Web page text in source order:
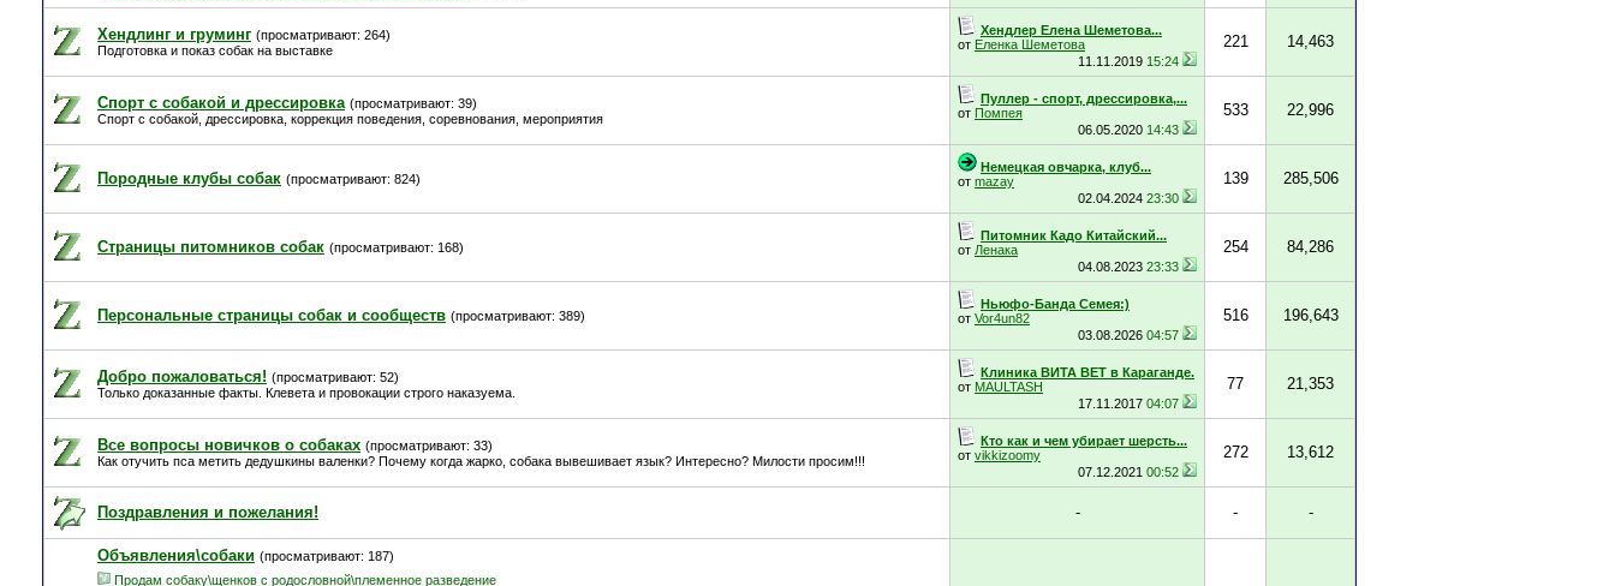
Хендлинг и груминг (просматривают: 264)
Подготовка и показ собак на выставке
Хендлер Елена Шеметова...
от Еленка Шеметова
11.11.2019 15:24
221 14,463
Спорт с собакой и дрессировка (просматривают: 39)
Спорт с собакой, дрессировка, коррекция поведения, соревнования, мероприятия
Пуллер - спорт, дрессировка,...
от Помпея
06.05.2020 14:43
533 22,996
Породные клубы собак (просматривают: 824)
Немецкая овчарка, клуб...
от mazay
02.04.2024 23:30
139 285,506
Страницы питомников собак (просматривают: 168)
Питомник Кадо Китайский...
от Ленака
04.08.2023 23:33
254 84,286
Персональные страницы собак и сообществ (просматривают: 389)
Ньюфо-Банда Семея:)
от Vor4un82
03.08.2026 04:57
516 196,643
Добро пожаловаться! (просматривают: 52)
Только доказанные факты. Клевета и провокации строго наказуема.
Клиника ВИТА ВЕТ в Караганде.
от MAULTASH
17.11.2017 04:07
77 21,353
Все вопросы новичков о собаках (просматривают: 33)
Как отучить пса метить дедушкины валенки? Почему когда жарко, собака вывешивает язык? Интересно? Милости просим!!!
Кто как и чем убирает шерсть...
от vikkizoomy
07.12.2021 00:52
272 13,612
Поздравления и пожелания! - - -
Объявления\собаки (просматривают: 187)
Продам собаку\щенков с родословной\племенное разведение